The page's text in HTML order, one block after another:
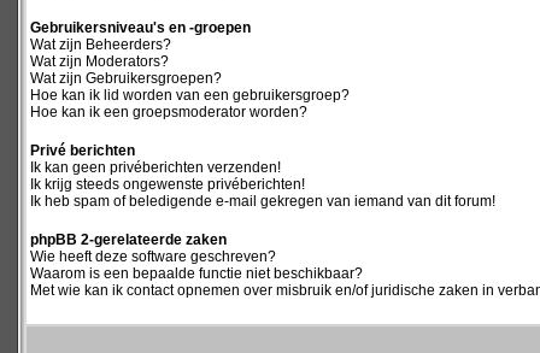
Gebruikersniveau's en -groepen
Wat zijn Beheerders?
Wat zijn Moderators?
Wat zijn Gebruikersgroepen?
Hoe kan ik lid worden van een gebruikersgroep?
Hoe kan ik een groepsmoderator worden?
Privé berichten
Ik kan geen privéberichten verzenden!
Ik krijg steeds ongewenste privéberichten!
Ik heb spam of beledigende e-mail gekregen van iemand van dit forum!
phpBB 2-gerelateerde zaken
Wie heeft deze software geschreven?
Waarom is een bepaalde functie niet beschikbaar?
Met wie kan ik contact opnemen over misbruik en/of juridische zaken in